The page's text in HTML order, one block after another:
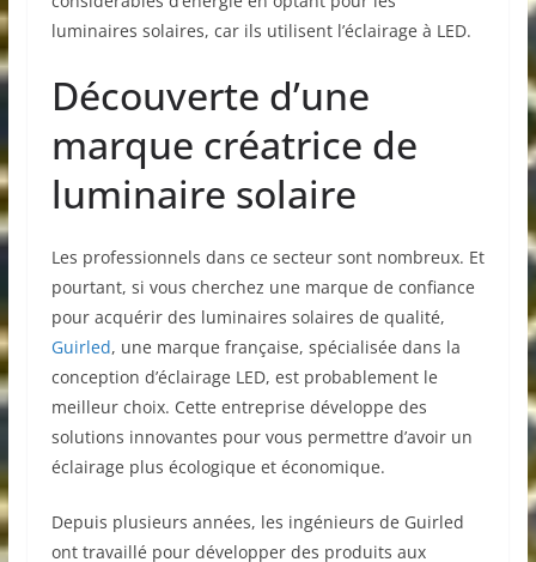
luminaires solaires, car ils utilisent l’éclairage à LED.
Découverte d’une
marque créatrice de
luminaire solaire
Les professionnels dans ce secteur sont nombreux. Et
pourtant, si vous cherchez une marque de confiance
pour acquérir des luminaires solaires de qualité,
Guirled, une marque française, spécialisée dans la
conception d’éclairage LED, est probablement le
meilleur choix. Cette entreprise développe des
solutions innovantes pour vous permettre d’avoir un
éclairage plus écologique et économique.
Depuis plusieurs années, les ingénieurs de Guirled
ont travaillé pour développer des produits aux